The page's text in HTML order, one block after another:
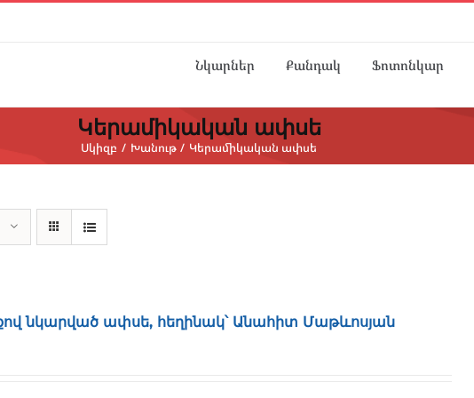
Նկարներ Քանդակ Ֆոտոնկար
Կերամիկական ափսե
Սկիզբ Խանութ Կերամիկական ափսե
նկարված ափսե, հեղինակ՝ Անահիտ Մաթևոսյան